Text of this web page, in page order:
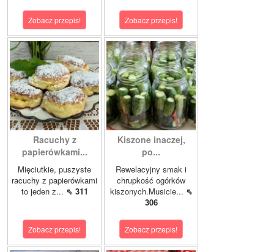
Zobacz przepis! Zobacz przepis!
Racuchy z
papierówkami...
Mięciutkie, puszyste
racuchy z papierówkami
to jeden z... ⇖ 311
Zobacz przepis!
Kiszone inaczej,
po...
Rewelacyjny smak i
chrupkość ogórków
kiszonych.Musicie... ⇖
306
Zobacz przepis!